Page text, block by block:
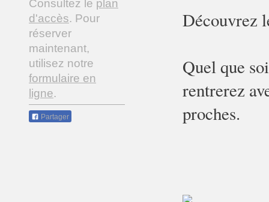
Découvrez
Quel que
rentrerez
proches.
Consultez le plan
d'accès. Pour
réserver
maintenant,
utilisez notre
formulaire en
ligne.
Partager